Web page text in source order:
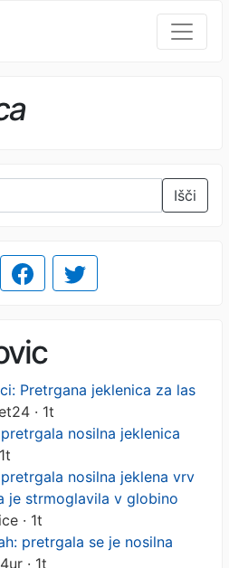
Išči
Pretrgana jeklenica za las
· 1t
nosilna jeklenica
nosilna jeklena vrv
je strmoglavila v globino
· 1t
pretrgala se je nosilna
· 1t